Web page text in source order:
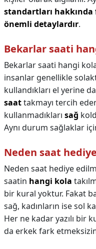
standartları
önemli detaylardır.
Bekarlar saati
Bekarlar saati hangi
insanlar genellikle
kullandıkları el yerine
saattakmayı tercih
kullanmadıkları sağ
Aynı durum sağlaklar
Neden saat
Neden saat hediye
saatin hangi kola
bir kural yoktur. Fakat
sağ, kadınların ise sol
Her ne kadar yazılı bir
da erkek fark